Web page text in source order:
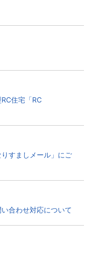
住宅「RC
りすましメール」にご
合わせ対応について